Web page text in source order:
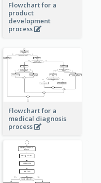
Flowchart for a
product
development
process
Flowchart for a
medical diagnosis
process